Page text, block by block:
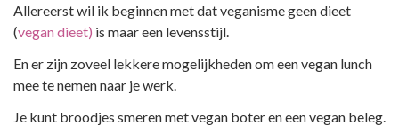
Allereerst wil ik beginnen met dat veganisme geen dieet
(vegan dieet) is maar een levensstijl.
En er zijn zoveel lekkere mogelijkheden om een vegan lunch
mee te nemen naar je werk.
Je kunt broodjes smeren met vegan boter en een vegan beleg.